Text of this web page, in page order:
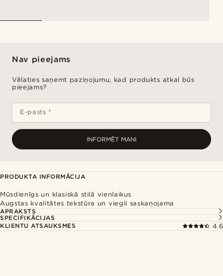
Nav pieejams
Vēlaties saņemt paziņojumu, kad produkts atkal būs
pieejams?
E-pasts *
INFORMĒT MANI
PRODUKTA INFORMĀCIJA
Mūsdienīgs un klasiskā stilā vienlaikus
Augstas kvalitātes tekstūra un viegli saskaņojama
APRAKSTS
SPECIFIKĀCIJAS
KLIENTU ATSAUKSMES
4.6